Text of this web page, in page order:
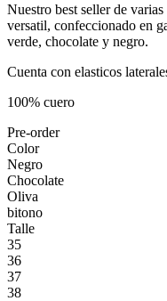
Nuestro best seller de
versatil, confeccionado en
verde, chocolate y negro.
Cuenta con elasticos
100% cuero
Pre-order
Color
Negro
Chocolate
Oliva
bitono
Talle
35
36
37
38